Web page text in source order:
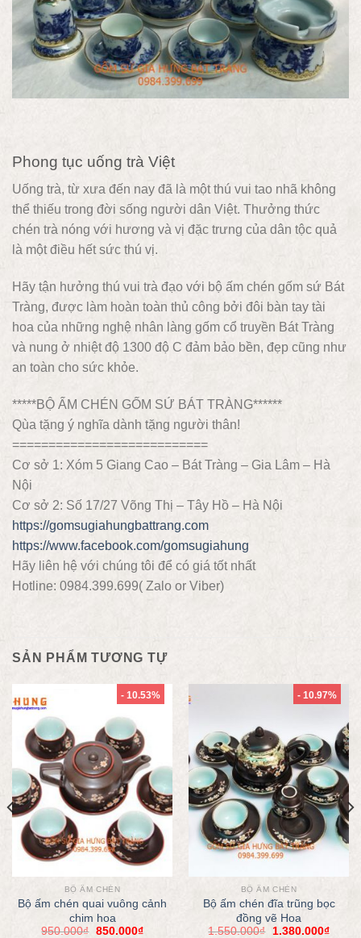
Phong tục uống trà Việt
Uống trà, từ xưa đến nay đã là một thú vui tao nhã không
thể thiếu trong đời sống người dân Việt. Thưởng thức
chén trà nóng với hương và vị đặc trưng của dân tộc quả
là một điều hết sức thú vị.
Hãy tận hưởng thú vui trà đạo với bộ ấm chén gốm sứ Bát
Tràng, được làm hoàn toàn thủ công bởi đôi bàn tay tài
hoa của những nghệ nhân làng gốm cổ truyền Bát Tràng
và nung ở nhiệt độ 1300 độ C đảm bảo bền, đẹp cũng như
an toàn cho sức khỏe.
*****BỘ ẤM CHÉN GỐM SỨ BÁT TRÀNG******
Qùa tặng ý nghĩa dành tặng người thân!
===========================
Cơ sở 1: Xóm 5 Giang Cao – Bát Tràng – Gia Lâm – Hà
Nội
Cơ sở 2: Số 17/27 Võng Thị – Tây Hồ – Hà Nội
https://gomsugiahungbattrang.com
https://www.facebook.com/gomsugiahung
Hãy liên hệ với chúng tôi để có giá tốt nhất
Hotline: 0984.399.699( Zalo or Viber)
SẢN PHẨM TƯƠNG TỰ
- 10.53%
BỘ ẤM CHÉN
Bộ ấm chén quai vuông cảnh
chim hoa
950.000₫ 850.000₫
- 10.97%
BỘ ẤM CHÉN
Bộ ấm chén đĩa trũng bọc
đồng vẽ Hoa
1.550.000₫ 1.380.000₫